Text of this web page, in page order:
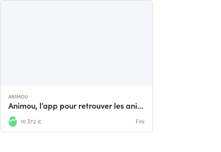
ANIMOU
Animou, l’app pour retrouver les animaux perdus
10 372 € Fini